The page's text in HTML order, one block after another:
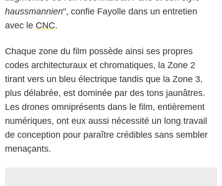
haussmannien", confie Fayolle dans un entretien
avec le CNC.
Chaque zone du film possède ainsi ses propres
codes architecturaux et chromatiques, la Zone 2
tirant vers un bleu électrique tandis que la Zone 3,
plus délabrée, est dominée par des tons jaunâtres.
Les drones omniprésents dans le film, entièrement
numériques, ont eux aussi nécessité un long travail
de conception pour paraître crédibles sans sembler
menaçants.